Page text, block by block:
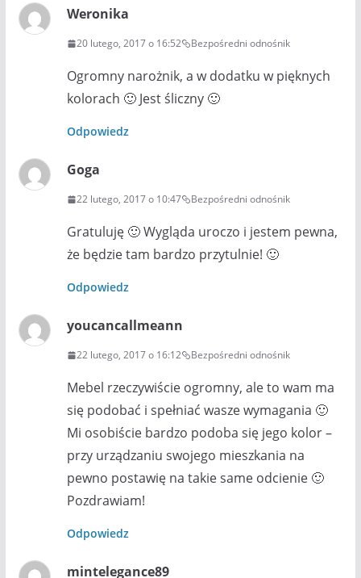
Weronika
20 lutego, 2017 o 16:52 Bezpośredni odnośnik
Ogromny narożnik, a w dodatku w pięknych
kolorach 🙂 Jest śliczny 🙂
Odpowiedz
Goga
22 lutego, 2017 o 10:47 Bezpośredni odnośnik
Gratuluję 🙂 Wygląda uroczo i jestem pewna,
że będzie tam bardzo przytulnie! 🙂
Odpowiedz
youcancallmeann
22 lutego, 2017 o 16:12 Bezpośredni odnośnik
Mebel rzeczywiście ogromny, ale to wam ma
się podobać i spełniać wasze wymagania 🙂
Mi osobiście bardzo podoba się jego kolor –
przy urządzaniu swojego mieszkania na
pewno postawię na takie same odcienie 🙂
Pozdrawiam!
Odpowiedz
mintelegance89